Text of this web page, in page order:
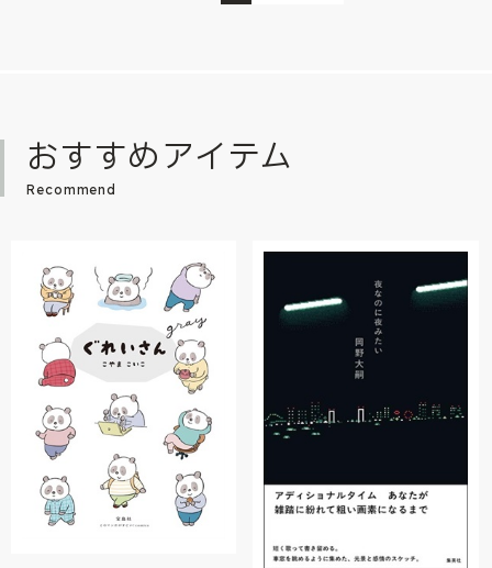
おすすめアイテム
Recommend